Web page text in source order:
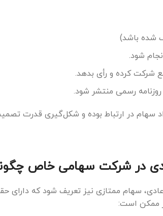
شده باشد)
شود.
شرکت کرده و رأی بدهد.
رسمی منتشر شود.
سهام در ارتباط بوده و شکل‌گیری قدرت
در شرکت سهامی خاص
سهام ممتازی نیز تعریف شود که دارای
ممکن است: